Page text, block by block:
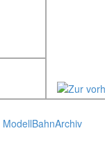
ModellBahnArchiv